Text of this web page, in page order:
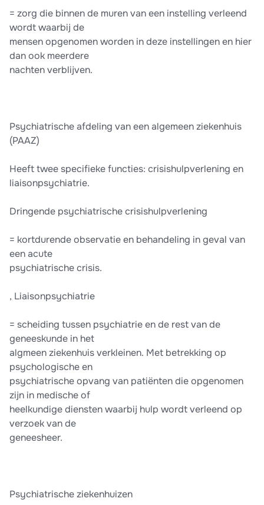
= zorg die binnen de muren van een instelling verleend
wordt waarbij de
mensen opgenomen worden in deze instellingen en hier
dan ook meerdere
nachten verblijven.
Psychiatrische afdeling van een algemeen ziekenhuis
(PAAZ)
Heeft twee specifieke functies: crisishulpverlening en
liaisonpsychiatrie.
Dringende psychiatrische crisishulpverlening
= kortdurende observatie en behandeling in geval van
een acute
psychiatrische crisis.
, Liaisonpsychiatrie
= scheiding tussen psychiatrie en de rest van de
geneeskunde in het
algmeen ziekenhuis verkleinen. Met betrekking op
psychologische en
psychiatrische opvang van patiënten die opgenomen
zijn in medische of
heelkundige diensten waarbij hulp wordt verleend op
verzoek van de
geneesheer.
Psychiatrische ziekenhuizen